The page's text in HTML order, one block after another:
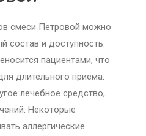
смеси Петровой можно
состав и доступность.
пациентами, что
длительного приема.
лечебное средство,
Некоторые
аллергические